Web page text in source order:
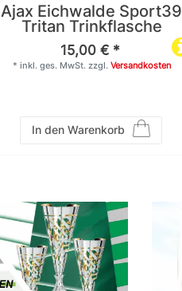
Ajax Eichwalde Sport39
Tritan Trinkflasche
15,00 € *
In den Warenkorb
* inkl. ges. MwSt.zzgl. Versandkosten